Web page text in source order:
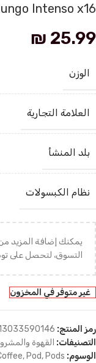
Intenso x16
₪ 25.99
الوزن
العلامة التجارية
بلد المنشأ
نظام الكبسولات
يمكنك إضافة المزيد
التسوق، لتحصل على
غير متوفر في المخزون
رمز المنتج:
التصنيفات: القهوة
الوسوم:
, Pod, Pods